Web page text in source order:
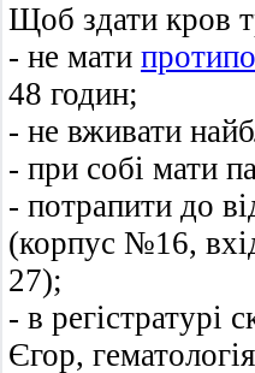
Щоб здати кров
- не мати
48 годин;
- не вживати
- при собі мати
- потрапити до
(корпус №16,
27);
- в регістратурі
Єгор,